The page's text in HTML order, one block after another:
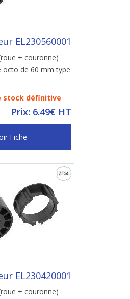
EL230560001
+ couronne)
octo de 60 mm type
stock définitive
Prix: 6.49€ HT
Fiche
EL230420001
+ couronne)